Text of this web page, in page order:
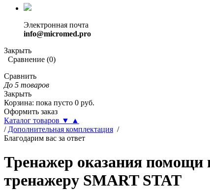
Электронная почта
info@micromed.pro
Закрыть
Сравнение (0)
Сравнить
До 5 товаров
Закрыть
Корзина: пока пусто 0 руб.
Оформить заказ
Каталог товаров ▼
▲
/ Дополнительная комплектация /
Благодарим вас за ответ
Тренажер оказания помощи
тренажеру SMART STAT